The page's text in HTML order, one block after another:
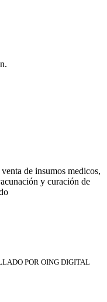
de insumos medicos,
y curación de
POR OING DIGITAL